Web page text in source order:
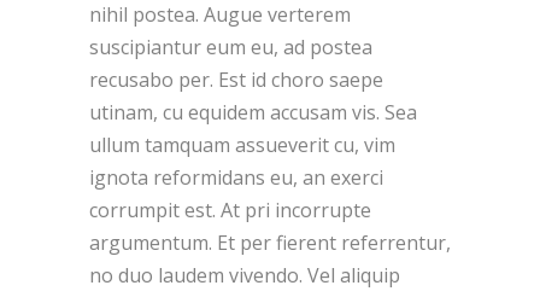
nihil postea. Augue verterem
suscipiantur eum eu, ad postea
recusabo per. Est id choro saepe
utinam, cu equidem accusam vis. Sea
ullum tamquam assueverit cu, vim
ignota reformidans eu, an exerci
corrumpit est. At pri incorrupte
argumentum. Et per fierent referrentur,
no duo laudem vivendo. Vel aliquip